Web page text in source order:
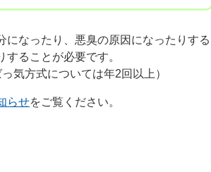
なったり、悪臭の原因になったりする
ることが必要です。
気方式については年2回以上）
らせ​をご覧ください。